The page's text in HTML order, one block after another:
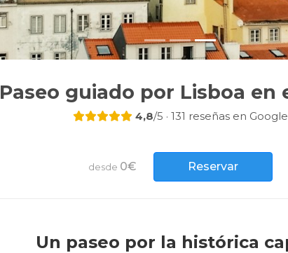
Paseo guiado por Lisboa en
4,8/5 · 131 reseñas en Google
desde 0€ Reservar
Un paseo por la histórica